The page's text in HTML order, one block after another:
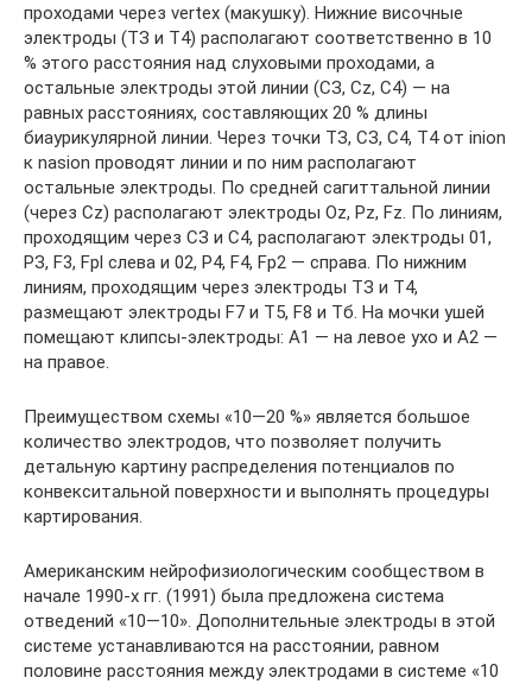
проходами через vertex (макушку). Нижние височные
электроды (ТЗ и Т4) располагают соответственно в 10
% этого расстояния над слуховыми проходами, а
остальные электроды этой линии (СЗ, Cz, С4) — на
равных расстояниях, составляющих 20 % длины
биаурикулярной линии. Через точки ТЗ, СЗ, С4, Т4 от inion
к nasion проводят линии и по ним располагают
остальные электроды. По средней сагиттальной линии
(через Cz) располагают электроды Oz, Pz, Fz. По линиям,
проходящим через СЗ и С4, располагают электроды 01,
РЗ, F3, Fpl слева и 02, Р4, F4, Fp2 — справа. По нижним
линиям, проходящим через электроды ТЗ и Т4,
размещают электроды F7 и Т5, F8 и Тб. На мочки ушей
помещают клипсы-электроды: А1 — на левое ухо и А2 —
на правое.
Преимуществом схемы «10—20 %» является большое
количество электродов, что позволяет получить
детальную картину распределения потенциалов по
конвекситальной поверхности и выполнять процедуры
картирования.
Американским нейрофизиологическим сообществом в
начале 1990-х гг. (1991) была предложена система
отведений «10—10». Дополнительные электроды в этой
системе устанавливаются на расстоянии, равном
половине расстояния между электродами в системе «10